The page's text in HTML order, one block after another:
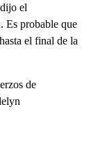
el
Es probable que
el final de la
de